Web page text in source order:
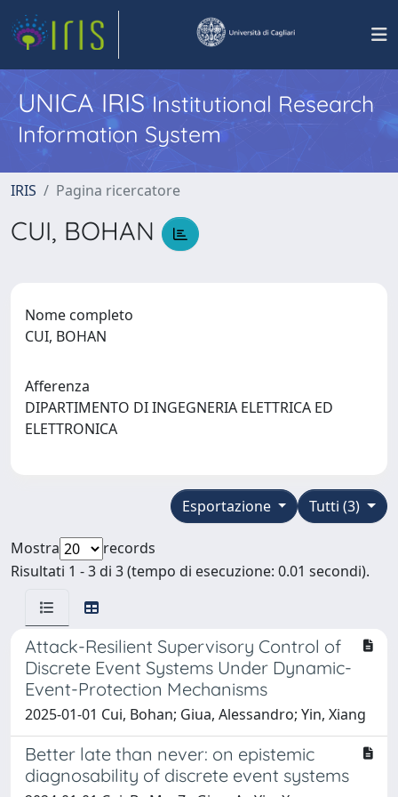
UNICA IRISInstitutional Research
Information System
IRIS Pagina ricercatore
CUI, BOHAN
Nome completo
CUI, BOHAN
Afferenza
DIPARTIMENTO DI INGEGNERIA ELETTRICA ED
ELETTRONICA
Tutti (3)
Esportazione
Mostra
records
Risultati 1 - 3 di 3 (tempo di esecuzione: 0.01 secondi).
Attack-Resilient Supervisory Control of
Discrete Event Systems Under Dynamic-
Event-Protection Mechanisms
2025-01-01 Cui, Bohan; Giua, Alessandro; Yin, Xiang
Better late than never: on epistemic
diagnosability of discrete event systems